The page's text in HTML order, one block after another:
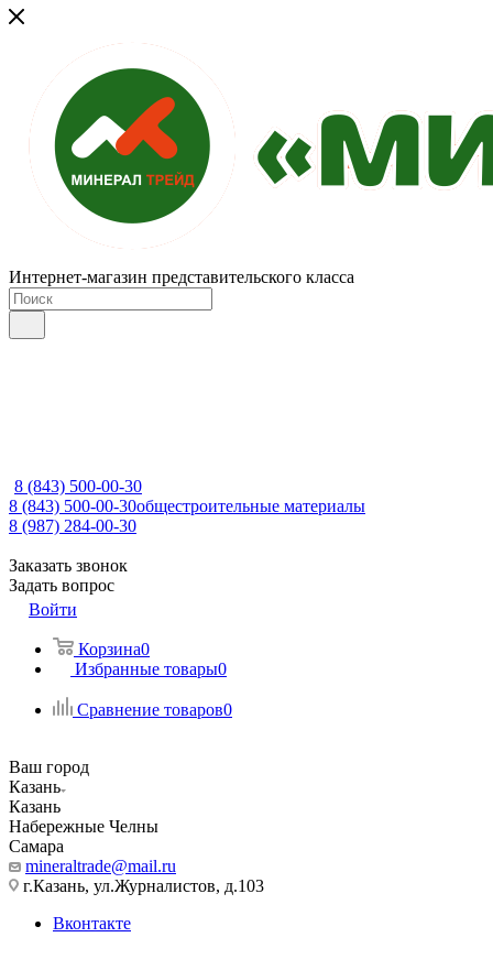
Интернет-магазин представительского класса
8 (843) 500-00-30
8 (843) 500-00-30общестроительные материалы
8 (987) 284-00-30
Заказать звонок
Задать вопрос
Войти
Корзина0
Избранные товары0
Сравнение товаров0
Ваш город
Казань
Казань
Набережные Челны
Самара
mineraltrade@mail.ru
г.Казань, ул.Журналистов, д.103
Вконтакте